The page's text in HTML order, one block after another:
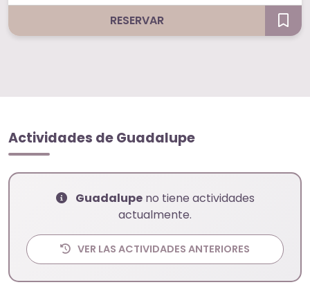
RESERVAR
Actividades de Guadalupe
Guadalupeno tiene actividades
actualmente.
VER LAS ACTIVIDADES ANTERIORES